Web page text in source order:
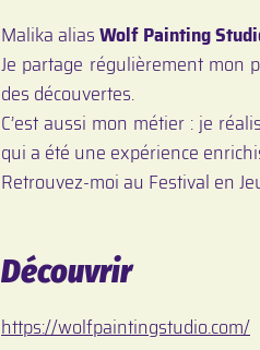
Malika aliasWolf Painting
Je partage régulièrement mon
des découvertes.
C’est aussi mon métier : je
qui a été une expérience
Retrouvez-moi au Festival en
Découvrir
https://wolfpaintingstudio.com/